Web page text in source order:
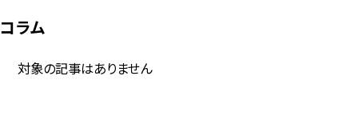
コラム
対象の記事はありません